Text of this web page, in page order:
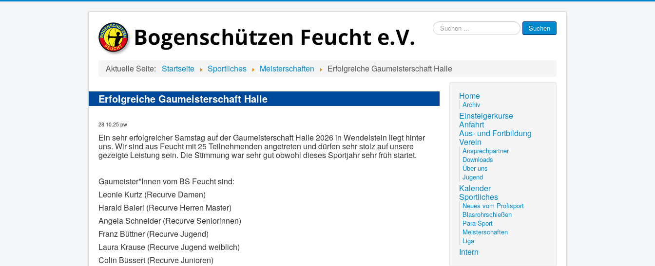
Suchen
...
Suchen
Aktuelle Seite: Startseite Sportliches Meisterschaften Erfolgreiche Gaumeisterschaft Halle
Erfolgreiche Gaumeisterschaft Halle
28.10.25 pw
Ein sehr erfolgreicher Samstag auf der Gaumeisterschaft Halle 2026 in Wendelstein liegt hinter
uns. Wir sind aus Feucht mit 25 Teilnehmenden angetreten und dürfen sehr stolz auf unsere
gezeigte Leistung sein. Die Stimmung war sehr gut obwohl dieses Sportjahr sehr früh startet.
Gaumeister*Innen vom BS Feucht sind:
Leonie Kurtz (Recurve Damen)
Harald Baierl (Recurve Herren Master)
Angela Schneider (Recurve Seniorinnen)
Franz Büttner (Recurve Jugend)
Laura Krause (Recurve Jugend weiblich)
Colin Büssert (Recurve Junioren)
Home
Archiv
Einsteigerkurse
Anfahrt
Aus- und Fortbildung
Verein
Ansprechpartner
Downloads
Über uns
Jugend
Kalender
Sportliches
Neues vom Profisport
Blasrohrschießen
Para-Sport
Meisterschaften
Liga
Intern